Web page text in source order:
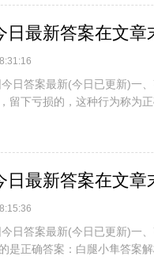
日答案最新(今日已更新)一
留下亏损的，这种行为称为
日答案最新(今日已更新)一
是正确答案：白腿小隼答案